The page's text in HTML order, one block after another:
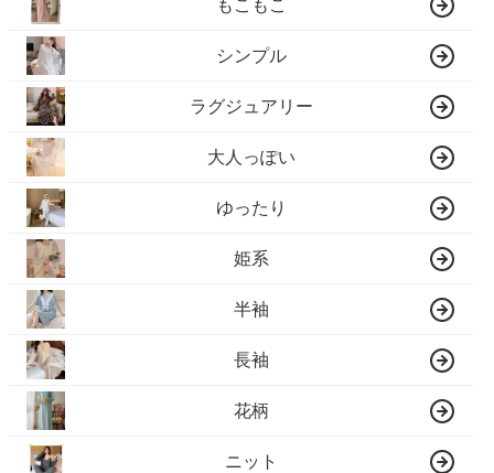
もこもこ
シンプル
ラグジュアリー
大人っぽい
ゆったり
姫系
半袖
長袖
花柄
ニット